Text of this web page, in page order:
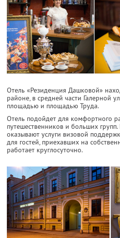
Отель «Резиденция Дашковой»
районе, в средней части Галерной
площадью и площадью Труда.
Отель подойдет для комфортного
путешественников и больших
оказывают услуги визовой
для гостей, приехавших на
работает круглосуточно.